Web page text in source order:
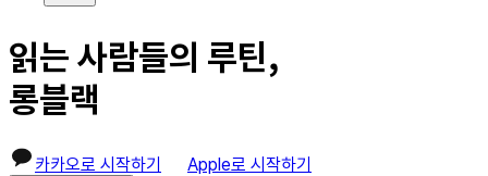
읽는 사람들의 루틴,
롱블랙
카카오로 시작하기 Apple로 시작하기